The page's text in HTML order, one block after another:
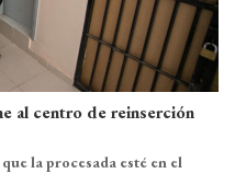
al centro de reinserción
la procesada esté en el